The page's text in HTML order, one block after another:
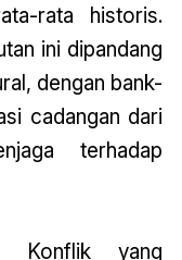
rata historis.
ini dipandang
dengan bank-
cadangan dari
terhadap
Konflik yang